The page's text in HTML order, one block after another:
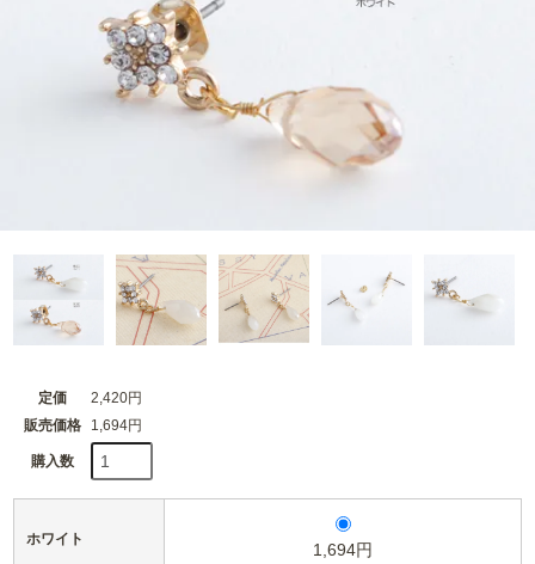
定価
2,420円
販売価格
1,694円
購入数
ホワイト
1,694円